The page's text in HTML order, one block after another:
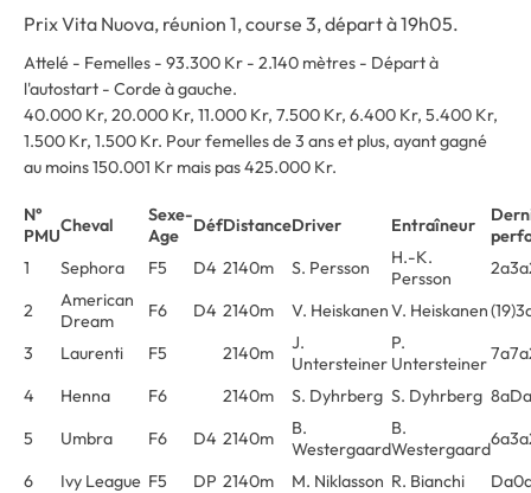
Prix Vita Nuova, réunion 1, course 3, départ à 19h05.
Attelé - Femelles - 93.300 Kr - 2.140 mètres - Départ à
l'autostart - Corde à gauche.
40.000 Kr, 20.000 Kr, 11.000 Kr, 7.500 Kr, 6.400 Kr, 5.400 Kr,
1.500 Kr, 1.500 Kr. Pour femelles de 3 ans et plus, ayant gagné
au moins 150.001 Kr mais pas 425.000 Kr.
N°
PMUCheval
Sexe-
Age
DéfDistanceDriver Entraîneur
1
Sephora F5 D4 2140m S. Persson
H.-K.
Persson
2
American
Dream
F6 D4 2140m V. HeiskanenV. Heiskanen
3
Laurenti F5 2140m
J.
Untersteiner
P.
Untersteiner
4
Henna F6 2140m S. Dyhrberg S. Dyhrberg
5
Umbra F6 D4 2140m
B.
Westergaard
B.
Westergaard
6
Ivy League F5 DP 2140m M. Niklasson R. Bianchi